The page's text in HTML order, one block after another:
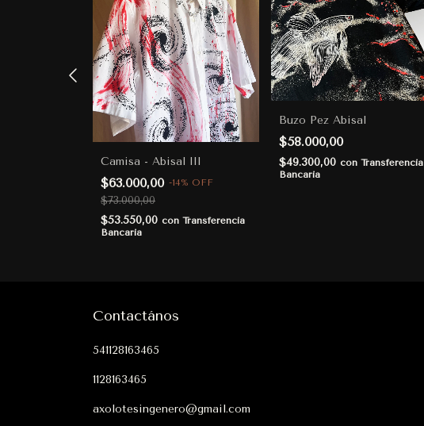
Camisa - Abisal III
$63.000,00 -14% OFF
$73.000,00
$53.550,00 con Transferencia
Bancaria
Buzo Pez Abisal
$58.000,00
$49.300,00 con Transferencia
Bancaria
Contactános
541128163465
1128163465
axolotesingenero@gmail.com